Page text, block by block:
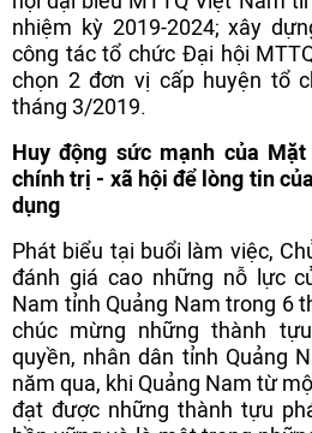
nhiệm kỳ 2019-2024; xây
công tác tổ chức Đại hội
chọn 2 đơn vị cấp huyện tổ
tháng 3/2019.
Huy động sức mạnh của
chính trị - xã hội để lòng tin
dụng
Phát biểu tại buổi làm việc,
đánh giá cao những nỗ lực
Nam tỉnh Quảng Nam trong 6
chúc mừng những thành
quyền, nhân dân tỉnh Quảng
năm qua, khi Quảng Nam từ
đạt được những thành tựu